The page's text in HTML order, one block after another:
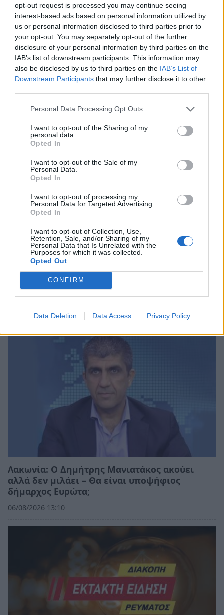
opt-out request is processed you may continue seeing
interest-based ads based on personal information utilized by
us or personal information disclosed to third parties prior to
your opt-out. You may separately opt-out of the further
disclosure of your personal information by third parties on the
IAB’s list of downstream participants. This information may
also be disclosed by us to third parties on the IAB’s List of
Downstream Participants that may further disclose it to other
Personal Data Processing Opt Outs
I want to opt-out of the Sharing of my
personal data.
Opted In
I want to opt-out of the Sale of my
Personal Data.
Opted In
I want to opt-out of processing my
Personal Data for Targeted Advertising.
Opted In
I want to opt-out of Collection, Use,
Retention, Sale, and/or Sharing of my
Personal Data that Is Unrelated with the
Purposes for which it was collected.
Opted Out
CONFIRM
Data Deletion Data Access Privacy Policy
Σχετικά Άρθρα
Λακωνία: Ο Δημήτρης Μανιατάκος ακούει
αλλά δεν μιλάει – Θα είναι υποψήφιος
δήμαρχος Ευρώτα;
06/08/2026 13:10